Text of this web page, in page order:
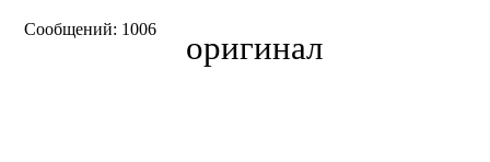
Сообщений: 1006 оригинал